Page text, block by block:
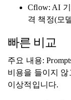
Cflow: AI
격 책정(모
빠른 비교
주요 내용:
비용을 들이지
이상적입니다.